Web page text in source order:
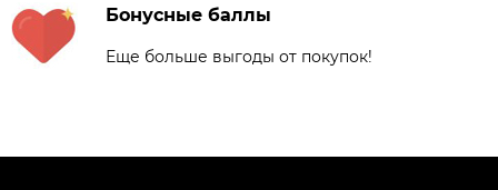
Бонусные баллы
Еще больше выгоды от покупок!